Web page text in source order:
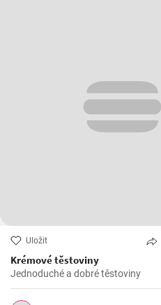
Uložit
Krémové těstoviny
Jednoduché a dobré těstoviny